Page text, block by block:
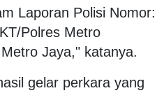
Laporan Polisi Nomor:
Polres Metro
Jaya," katanya.
gelar perkara yang